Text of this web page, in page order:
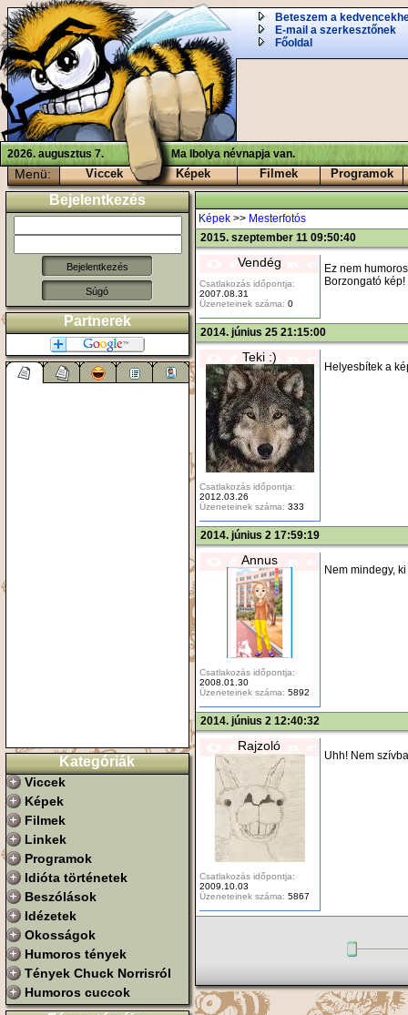
Beteszem a
E-mail a szerkesztőnek
Főoldal
2026. augusztus 7. Ma Ibolya névnapja van.
Menü: Viccek Képek Filmek Programok
Bejelentkezés
Súgó
Partnerek
Kategóriák
Viccek
Képek
Filmek
Linkek
Programok
Idióta történetek
Beszólások
Idézetek
Okosságok
Humoros tények
Tények Chuck Norrisról
Humoros cuccok
Képek >> Mesterfotós
2015. szeptember 11 09:50:40
Vendég
Csatlakozás időpontja:
2007.08.31
Üzeneteinek száma: 0
Ez nem
Borzongató
2014. június 25 21:15:00
Teki :)
Csatlakozás időpontja:
2012.03.26
Üzeneteinek száma: 333
Helyesbítek a
2014. június 2 17:59:19
Annus
Csatlakozás időpontja:
2008.01.30
Üzeneteinek száma: 5892
Nem mindegy,
2014. június 2 12:40:32
Rajzoló
Csatlakozás időpontja:
2009.10.03
Üzeneteinek száma: 5867
Uhh! Nem